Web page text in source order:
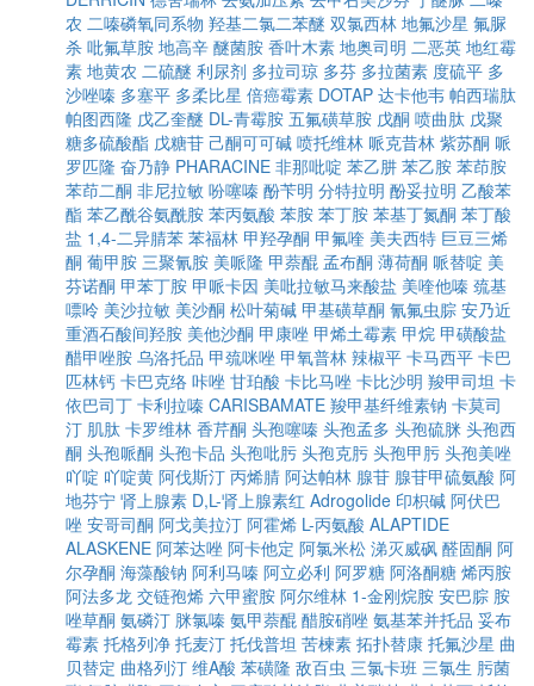
农 二嗪磷氧同系物 羟基二氯二苯醚 双氯西林 地氟沙星 氟脲
杀 吡氟草胺 地高辛 醚菌胺 香叶木素 地奥司明 二恶英 地红霉
素 地黄农 二硫醚 利尿剂 多拉司琼 多芬 多拉菌素 度硫平 多
沙唑嗪 多塞平 多柔比星 倍癌霉素 DOTAP 达卡他韦 帕西瑞肽
帕图西隆 戊乙奎醚 DL-青霉胺 五氟磺草胺 戊酮 喷曲肽 戊聚
糖多硫酸酯 戊糖苷 己酮可可碱 喷托维林 哌克昔林 紫苏酮 哌
罗匹隆 奋乃静 PHARACINE 非那吡啶 苯乙肼 苯乙胺 苯茚胺
苯茚二酮 非尼拉敏 吩噻嗪 酚苄明 分特拉明 酚妥拉明 乙酸苯
酯 苯乙酰谷氨酰胺 苯丙氨酸 苯胺 苯丁胺 苯基丁氮酮 苯丁酸
盐 1,4-二异腈苯 苯福林 甲羟孕酮 甲氟喹 美夫西特 巨豆三烯
酮 葡甲胺 三聚氰胺 美哌隆 甲萘醌 孟布酮 薄荷酮 哌替啶 美
芬诺酮 甲苯丁胺 甲哌卡因 美吡拉敏马来酸盐 美喹他嗪 巯基
嘌呤 美沙拉敏 美沙酮 松叶菊碱 甲基磺草酮 氰氟虫腙 安乃近
重酒石酸间羟胺 美他沙酮 甲康唑 甲烯土霉素 甲烷 甲磺酸盐
醋甲唑胺 乌洛托品 甲巯咪唑 甲氧普林 辣椒平 卡马西平 卡巴
匹林钙 卡巴克络 咔唑 甘珀酸 卡比马唑 卡比沙明 羧甲司坦 卡
依巴司丁 卡利拉嗪 CARISBAMATE 羧甲基纤维素钠 卡莫司
汀 肌肽 卡罗维林 香芹酮 头孢噻嗪 头孢孟多 头孢硫脒 头孢西
酮 头孢哌酮 头孢卡品 头孢吡肟 头孢克肟 头孢甲肟 头孢美唑
吖啶 吖啶黄 阿伐斯汀 丙烯腈 阿达帕林 腺苷 腺苷甲硫氨酸 阿
地芬宁 肾上腺素 D,L-肾上腺素红 Adrogolide 印枳碱 阿伏巴
唑 安哥司酮 阿戈美拉汀 阿霍烯 L-丙氨酸 ALAPTIDE
ALASKENE 阿苯达唑 阿卡他定 阿氯米松 涕灭威砜 醛固酮 阿
尔孕酮 海藻酸钠 阿利马嗪 阿立必利 阿罗糖 阿洛酮糖 烯丙胺
阿法多龙 交链孢烯 六甲蜜胺 阿尔维林 1-金刚烷胺 安巴腙 胺
唑草酮 氨磷汀 脒氯嗪 氨甲萘醌 醋胺硝唑 氨基苯并托品 妥布
霉素 托格列净 托麦汀 托伐普坦 苦楝素 拓扑替康 托氟沙星 曲
贝替定 曲格列汀 维A酸 苯磺隆 敌百虫 三氯卡班 三氯生 肟菌